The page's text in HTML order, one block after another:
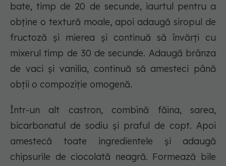
bate, timp de 20 de secunde, iaurtul pentru a
obține o textură moale, apoi adaugă siropul de
fructoză și mierea și continuă să învărți cu
mixerul timp de 30 de secunde. Adaugă brânza
de vaci și vanilia, continuă să amesteci până
obții o compoziție omogenă.
Într-un alt castron, combină făina, sarea,
bicarbonatul de sodiu și praful de copt. Apoi
amestecă toate ingredientele și adaugă
chipsurile de ciocolată neagră. Formează bile